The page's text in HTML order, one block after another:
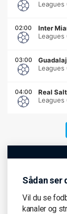
Leagues
02:00 Inter
Leagues
03:00
Leagues
04:00 Real
Leagues
Sådan ser
Vil du se
kanaler og